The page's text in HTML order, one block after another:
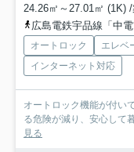
24.26㎡～27.01㎡ (1K)
広島電鉄宇品線「中
オートロック エレベ
インターネット対応
オートロック機能が付い
る危険が減り、安心して
見る